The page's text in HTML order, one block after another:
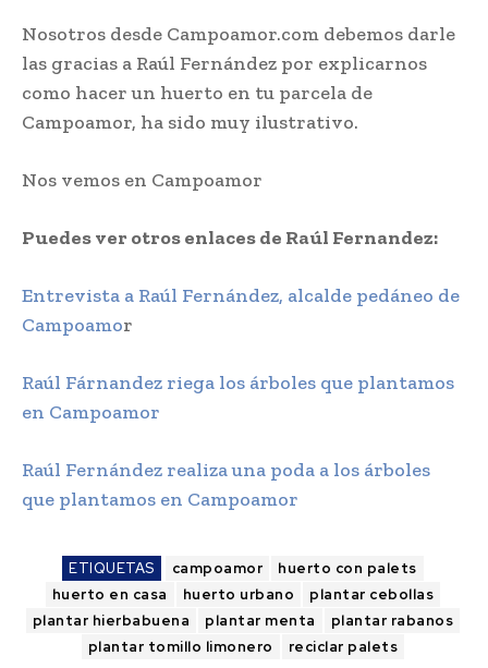
Nosotros desde Campoamor.com debemos darle
las gracias a Raúl Fernández por explicarnos
como hacer un huerto en tu parcela de
Campoamor, ha sido muy ilustrativo.
Nos vemos en Campoamor
Puedes ver otros enlaces de Raúl Fernandez:
Entrevista a Raúl Fernández, alcalde pedáneo de
Campoamor
Raúl Fárnandez riega los árboles que plantamos
en Campoamor
Raúl Fernández realiza una poda a los árboles
que plantamos en Campoamor
ETIQUETAS campoamor
huerto con palets
huerto en casa
huerto urbano
plantar cebollas
plantar hierbabuena
plantar menta
plantar rabanos
plantar tomillo limonero
reciclar palets